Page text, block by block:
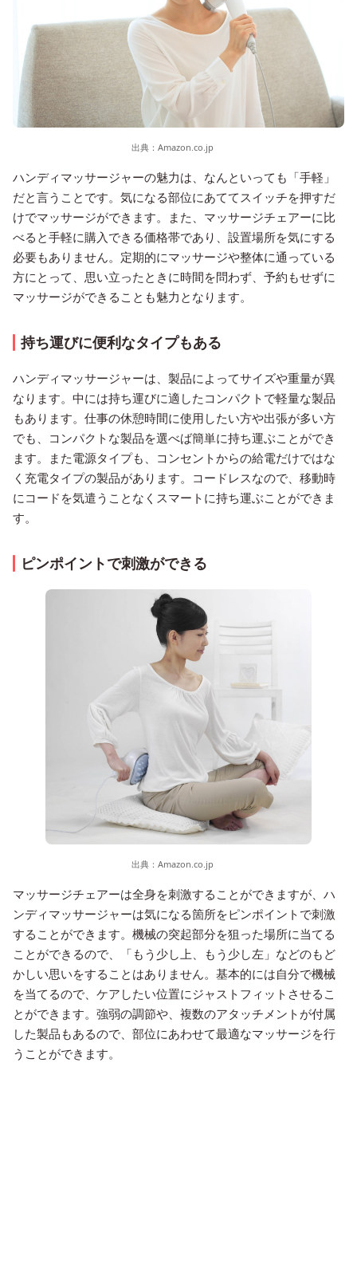
出典： Amazon.co.jp
ハンディマッサージャーの魅力は、なんといっても「手軽」
だと言うことです。気になる部位にあててスイッチを押すだ
けでマッサージができます。また、マッサージチェアーに比
べると手軽に購入できる価格帯であり、設置場所を気にする
必要もありません。定期的にマッサージや整体に通っている
方にとって、思い立ったときに時間を問わず、予約もせずに
マッサージができることも魅力となります。
持ち運びに便利なタイプもある
ハンディマッサージャーは、製品によってサイズや重量が異
なります。中には持ち運びに適したコンパクトで軽量な製品
もあります。仕事の休憩時間に使用したい方や出張が多い方
でも、コンパクトな製品を選べば簡単に持ち運ぶことができ
ます。また電源タイプも、コンセントからの給電だけではな
く充電タイプの製品があります。コードレスなので、移動時
にコードを気遣うことなくスマートに持ち運ぶことができま
す。
ピンポイントで刺激ができる
出典： Amazon.co.jp
マッサージチェアーは全身を刺激することができますが、ハ
ンディマッサージャーは気になる箇所をピンポイントで刺激
することができます。機械の突起部分を狙った場所に当てる
ことができるので、「もう少し上、もう少し左」などのもど
かしい思いをすることはありません。基本的には自分で機械
を当てるので、ケアしたい位置にジャストフィットさせるこ
とができます。強弱の調節や、複数のアタッチメントが付属
した製品もあるので、部位にあわせて最適なマッサージを行
うことができます。